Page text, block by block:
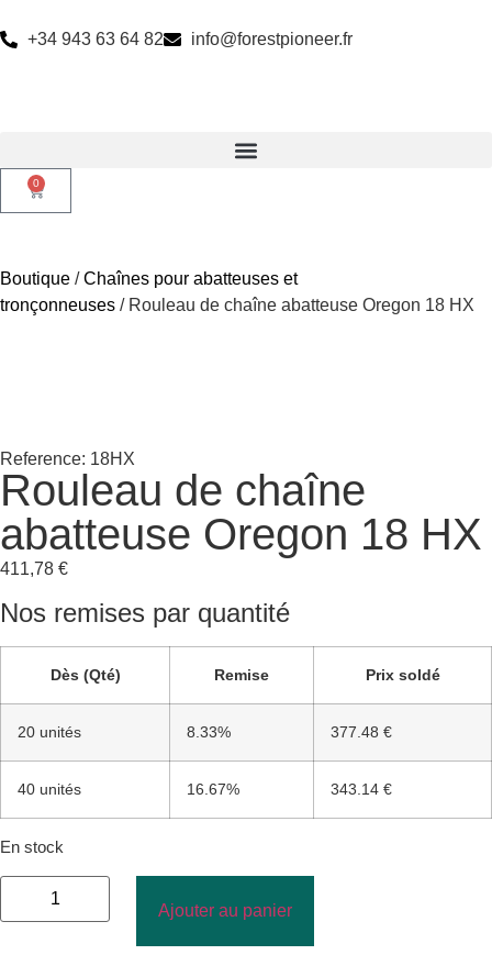
+34 943 63 64 82 info@forestpioneer.fr
0
Boutique /Chaînes pour abatteuses et
tronçonneuses / Rouleau de chaîne abatteuse Oregon 18 HX
Reference: 18HX
Rouleau de chaîne
abatteuse Oregon 18 HX
411,78 €
Nos remises par quantité
Dès (Qté) Remise Prix soldé
20 unités 8.33% 377.48 €
40 unités 16.67% 343.14 €
En stock
Ajouter au panier